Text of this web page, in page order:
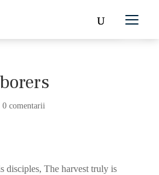
0 comentarii
disciples, The harvest truly is